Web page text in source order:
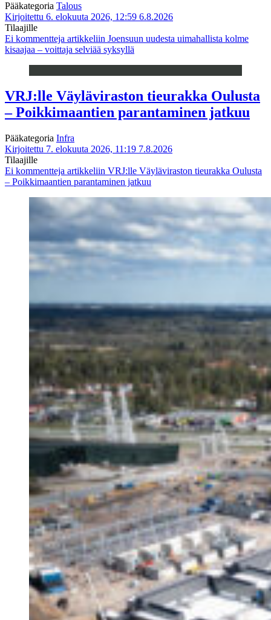
Pääkategoria Talous
Kirjoitettu 6. elokuuta 2026, 12:59 6.8.2026
Tilaajille
Ei kommentteja artikkeliin Joensuun uudesta uimahallista kolme
kisaajaa – voittaja selviää syksyllä
VRJ:lle Väyläviraston tieurakka Oulusta
– Poikkimaantien parantaminen jatkuu
Pääkategoria Infra
Kirjoitettu 7. elokuuta 2026, 11:19 7.8.2026
Tilaajille
Ei kommentteja artikkeliin VRJ:lle Väyläviraston tieurakka Oulusta
– Poikkimaantien parantaminen jatkuu